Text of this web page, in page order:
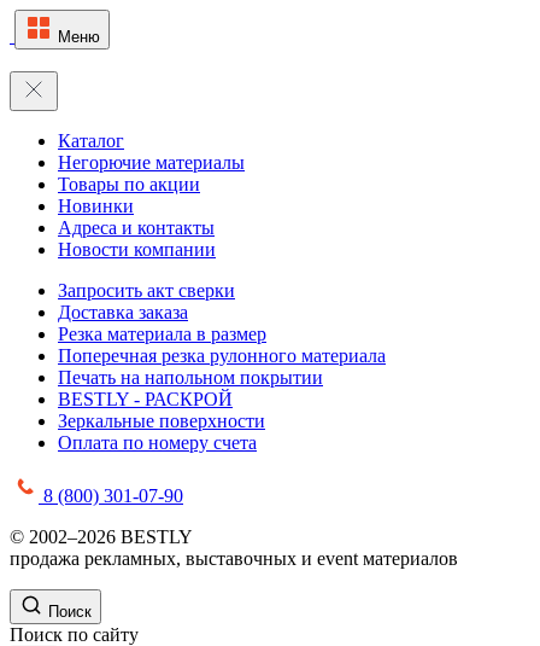
Меню
Каталог
Негорючие материалы
Товары по акции
Новинки
Адреса и контакты
Новости компании
Запросить акт сверки
Доставка заказа
Резка материала в размер
Поперечная резка рулонного материала
Печать на напольном покрытии
BESTLY - РАСКРОЙ
Зеркальные поверхности
Оплата по номеру счета
8 (800) 301-07-90
© 2002–2026 BESTLY
продажа рекламных, выставочных и event материалов
Поиск
Поиск по сайту